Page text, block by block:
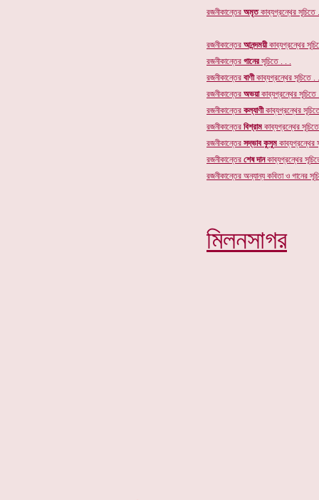
রজনীকান্তের অমৃতকাব্যগ্রন্থের সূচিতে
রজনীকান্তের আনন্দময়ীকাব্যগ্রন্থের
রজনীকান্তের গানেরসূচিতে . . .
রজনীকান্তের বাণীকাব্যগ্রন্থের সূচিতে .
রজনীকান্তের অভয়াকাব্যগ্রন্থের
রজনীকান্তের কল্যাণীকাব্যগ্রন্থের
রজনীকান্তের বিশ্রাম কাব্যগ্রন্থের
রজনীকান্তের সদ্ভাব কুসুম কাব্যগ্রন্থের
রজনীকান্তের শেষ দানকাব্যগ্রন্থের
রজনীকান্তের অন্যান্য কবিতা ও গানের
মিলনসাগর